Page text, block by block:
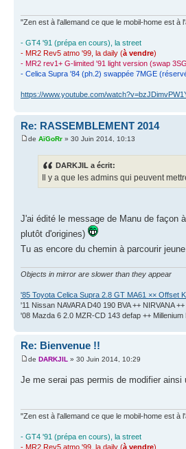
"Zen est à l'allemand ce que le mobil-home est à
- GT4 '91 (prépa en cours), la street
- MR2 Rev5 atmo '99, la daily (à vendre)
- MR2 rev1+ G-limited '91 light version (swap
- Celica Supra '84 (ph.2) swappée 7MGE
https://www.youtube.com/
Re: RASSEMBLEMENT 2014
de AïGoRr » 30 Juin 2014, 10:13
DARKJIL a écrit:
Il y a que les admins qui peuvent
J'ai édité le message de Manu de façon
plutôt d'origines)
Tu as encore du chemin à parcourir
Objects in mirror are slower than they appear
'85 Toyota Celica Supra 2.8 GT MA61 ×× Offset
'11 Nissan NAVARA D40 190 BVA ++ NIRVANA ++
'08 Mazda 6 2.0 MZR-CD 143 defap ++ Millenium
Re: Bienvenue !!
de DARKJIL » 30 Juin 2014, 10:29
Je me serai pas permis de modifier
"Zen est à l'allemand ce que le mobil-home est à
- GT4 '91 (prépa en cours), la street
- MR2 Rev5 atmo '99, la daily (à vendre)